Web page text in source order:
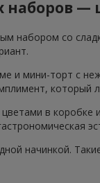
—
набором со
и мини-торт с
который
в коробке
начинкой.